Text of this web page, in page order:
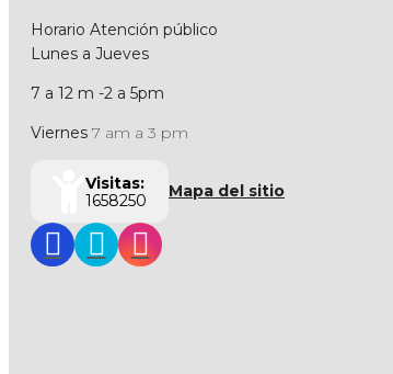
Horario Atención público
Lunes a Jueves
7 a 12 m -2 a 5pm
Viernes 7 am a 3 pm
Visitas:
1658250
Mapa del sitio